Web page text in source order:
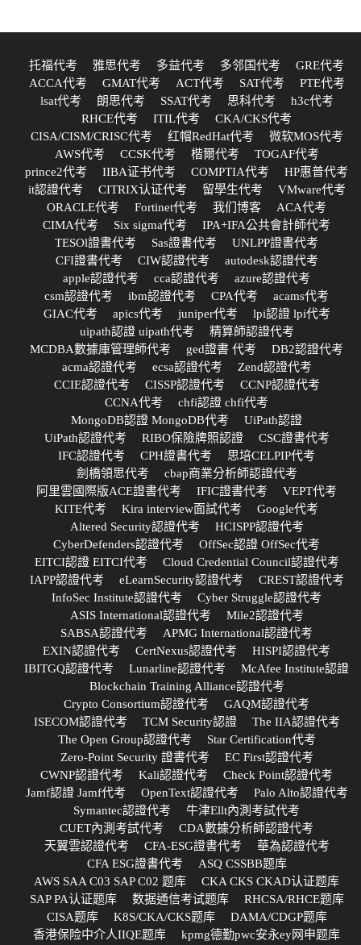
托福代考 雅思代考 多益代考 多邻国代考
GRE代考
ACCA代考
GMAT代考 ACT代考 SAT代考
PTE代考
lsat代考
朗思代考 SSAT代考 思科代考
h3c代考
RHCE代考
ITIL代考
CKA/CKS代考
CISA/CISM/CRISC代考
红帽RedHat代考
微软MOS代考
AWS代考
CCSK代考 楷爾代考
TOGAF代考
prince2代考
IIBA证书代考 COMPTIA代考
HP惠普代考
it認證代考
CITRIX认证代考 留學生代考
VMware代考
ORACLE代考
Fortinet代考 我们博客
ACA代考
CIMA代考
Six sigma代考
IPA+IFA公共會計師代考
TESOl證書代考
Sas證書代考
UNLPP證書代考
CFI證書代考
CIW認證代考
autodesk認證代考
apple認證代考
cca認證代考
azure認證代考
csm認證代考
ibm認證代考 CPA代考
acams代考
GIAC代考
apics代考 juniper代考
lpi認證 lpi代考
uipath認證 uipath代考
精算師認證代考
MCDBA數據庫管理師代考
ged證書 代考
DB2認證代考
acma認證代考
ecsa認證代考
Zend認證代考
CCIE認證代考
CISSP認證代考
CCNP認證代考
CCNA代考
chfi認證 chfi代考
MongoDB認證 MongoDB代考
UiPath認證
UiPath認證代考
RIBO保險牌照認證
CSC證書代考
IFC認證代考
CPH證書代考
思培CELPIP代考
劍橋領思代考
cbap商業分析師認證代考
阿里雲國際版ACE證書代考
IFIC證書代考
VEPT代考
KITE代考
Kira interview面試代考
Google代考
Altered Security認證代考
HCISPP認證代考
CyberDefenders認證代考
OffSec認證 OffSec代考
EITCI認證 EITCI代考
Cloud Credential Council認證代考
IAPP認證代考
eLearnSecurity認證代考
CREST認證代考
InfoSec Institute認證代考
Cyber Struggle認證代考
ASIS International認證代考
Mile2認證代考
SABSA認證代考
APMG International認證代考
EXIN認證代考
CertNexus認證代考
HISPI認證代考
IBITGQ認證代考
Lunarline認證代考
McAfee Institute認證
Blockchain Training Alliance認證代考
Crypto Consortium認證代考
GAQM認證代考
ISECOM認證代考
TCM Security認證
The IIA認證代考
The Open Group認證代考
Star Certification代考
Zero-Point Security 證書代考
EC First認證代考
CWNP認證代考
Kali認證代考
Check Point認證代考
Jamf認證 Jamf代考
OpenText認證代考
Palo Alto認證代考
Symantec認證代考
牛津Ellt內測考試代考
CUET內測考試代考
CDA數據分析師認證代考
天翼雲認證代考
CFA-ESG證書代考
華為認證代考
CFA ESG證書代考
ASQ CSSBB题库
AWS SAA C03 SAP C02 题库
CKA CKS CKAD认证题库
SAP PA认证题库
数据通信考试题库
RHCSA/RHCE题库
CISA题库
K8S/CKA/CKS题库
DAMA/CDGP题库
香港保险中介人IIQE题库
kpmg德勤pwc安永ey网申题库